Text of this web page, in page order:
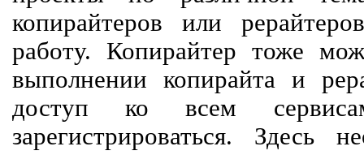
копирайтеров или
работу. Копирайтер тоже
выполнении копирайта и
доступ ко всем
зарегистрироваться. Здесь